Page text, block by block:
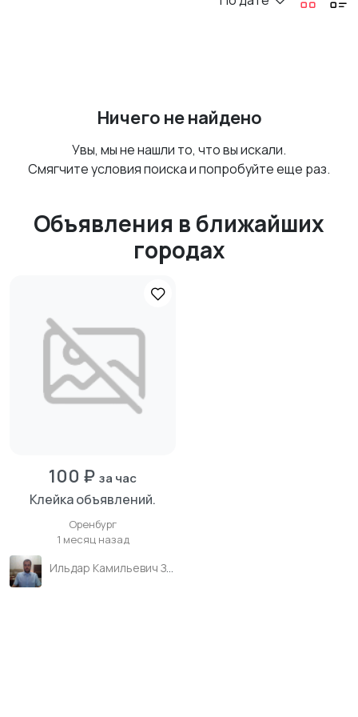
Ничего не найдено
Увы, мы не нашли то, что вы искали.
Смягчите условия поиска и попробуйте еще раз.
Объявления в ближайших
городах
100 ₽ за час
Клейка объявлений.
Оренбург
1 месяц назад